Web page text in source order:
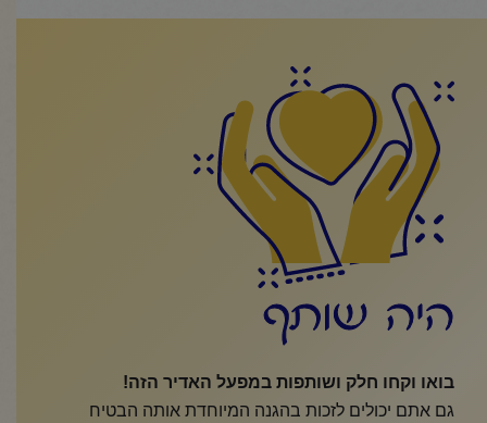
היה שותף
בואו וקחו חלק ושותפות במפעל האדיר הזה!
גם אתם יכולים לזכות בהגנה המיוחדת אותה הבטיח